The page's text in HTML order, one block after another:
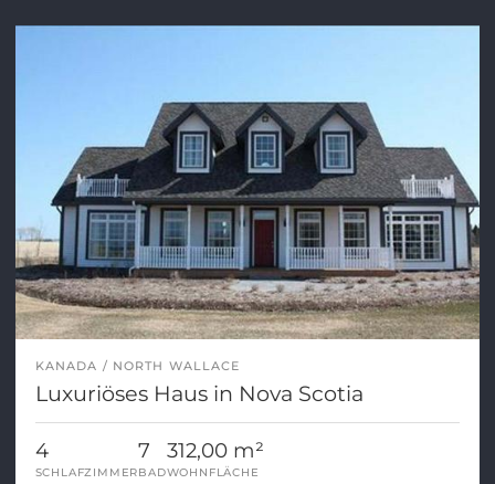
KANADA NORTH WALLACE
Luxuriöses Haus in Nova Scotia
4
SCHLAFZIMMER
7
BAD
312,00 m²
WOHNFLÄCHE